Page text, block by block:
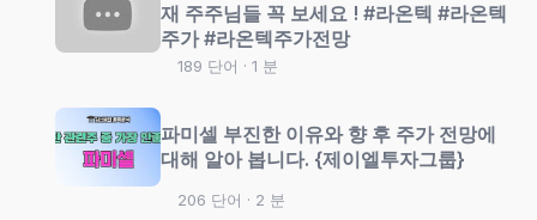
재 주주님들 꼭 보세요 ! #라온텍 #라온텍
주가 #라온텍주가전망
189 단어 · 1 분
파미셀 부진한 이유와 향 후 주가 전망에
대해 알아 봅니다. {제이엘투자그룹}
206 단어 · 2 분